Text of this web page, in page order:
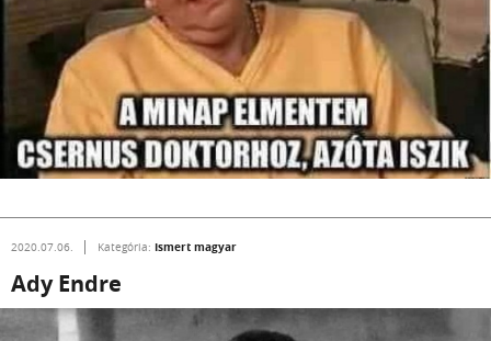
2020.07.06. Kategória: Ismert magyar
Ady Endre